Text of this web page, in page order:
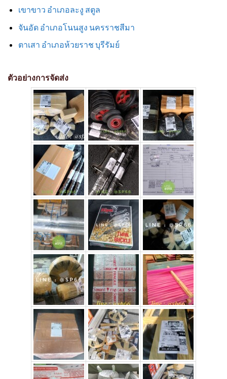
เขาขาว อำเภอละงู สตูล
จันอัด อำเภอโนนสูง นครราชสีมา
ตาเสา อำเภอห้วยราช บุรีรัมย์
ตัวอย่างการจัดส่ง